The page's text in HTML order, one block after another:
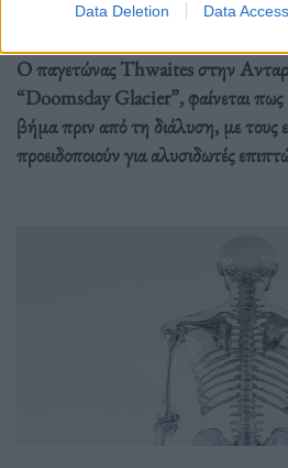
Data Deletion Data Access
25.05.26
Ο παγετώνας Thwaites στην
“Doomsday Glacier”, φαίνεται πως
βήμα πριν από τη διάλυση, με τους
προειδοποιούν για αλυσιδωτές